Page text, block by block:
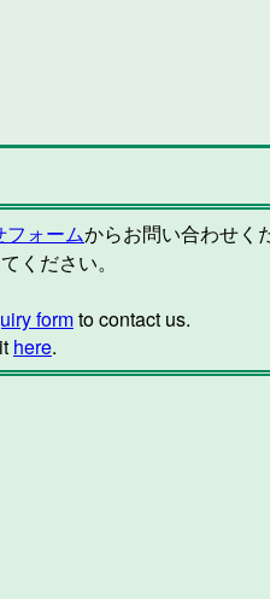
フォームからお問い合わせく
ください。
formto contact us.
here.